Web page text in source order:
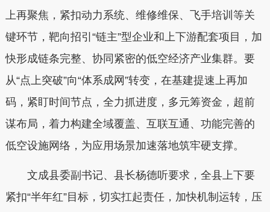
上再聚焦 ，紧扣动力系统、维修维保、飞手培训等关
键环节，靶向招引“链主”型企业和上下游配套项目，加
快形成链条完整、协同紧密的低空经济产业集群。 要
从“点上突破”向“体系成网”转变，在基建提速上再加
码 ，紧盯时间节点，全力抓进度，多元筹资金，超前
谋布局，着力构建全域覆盖、互联互通、功能完善的
低空设施网络，为应用场景加速落地筑牢硬支撑。
文成县委副书记、县长杨德听要求，全县上下要
紧扣“半年红”目标，切实扛起责任，加快机制运转，压